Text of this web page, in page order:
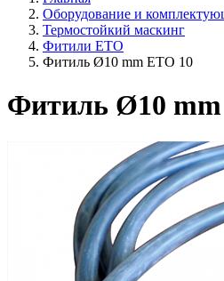
Оборудование и
Термостойкий маскинг
Фитили ETO
Фитиль Ø10 mm ETO 10
Фитиль Ø10 mm